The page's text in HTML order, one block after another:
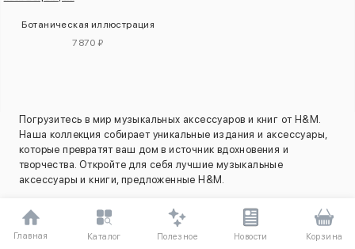
Ботаническая иллюстрация
7870 ₽
Погрузитесь в мир музыкальных аксессуаров и книг от H&M.
Наша коллекция собирает уникальные издания и аксессуары,
которые превратят ваш дом в источник вдохновения и
творчества. Откройте для себя лучшие музыкальные
аксессуары и книги, предложенные H&M.
Россию. Заказывайте безопасно и получайте только оригиналы,
которые расширят ваше представление о культуре и стиле.
Главная Каталог Полезное Новости Корзина